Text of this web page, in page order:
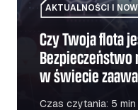
AKTUALNOŚCI I
Czy Twoja flota
w świecie
Czas czytania: 5